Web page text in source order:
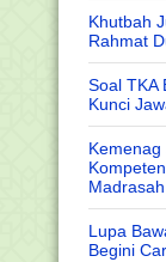
Khutbah
Rahmat
Soal TKA
Kunci
Madrasah
Lupa
Begini